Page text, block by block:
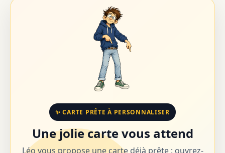
✨ CARTE PRÊTE À PERSONNALISER
Une jolie carte vous attend
Léo vous propose une carte déjà prête : ouvrez-